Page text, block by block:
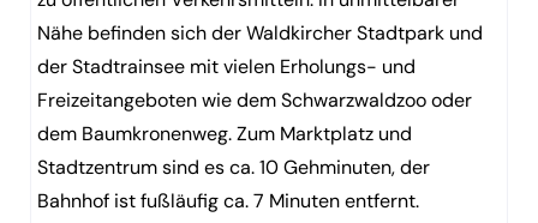
Nähe befinden sich der Waldkircher Stadtpark und
der Stadtrainsee mit vielen Erholungs- und
Freizeitangeboten wie dem Schwarzwaldzoo oder
dem Baumkronenweg. Zum Marktplatz und
Stadtzentrum sind es ca. 10 Gehminuten, der
Bahnhof ist fußläufig ca. 7 Minuten entfernt.